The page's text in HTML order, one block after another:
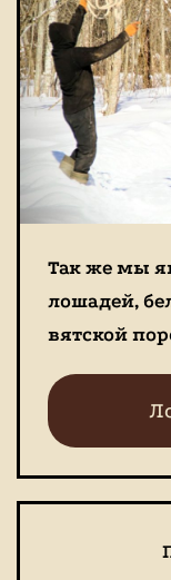
Так же мы
лошадей,
вятской